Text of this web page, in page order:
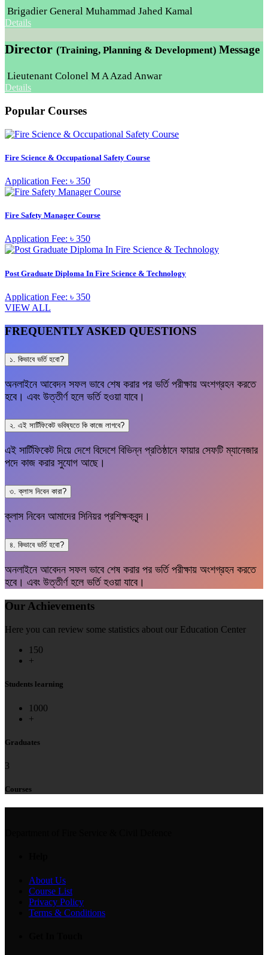
Brigadier General Muhammad Jahed Kamal
Details
Director (Training, Planning & Development) Message
Lieutenant Colonel M A Azad Anwar
Details
Popular Courses
Fire Science & Occupational Safety Course
Application Fee: ৳ 350
Fire Safety Manager Course
Application Fee: ৳ 350
Post Graduate Diploma In Fire Science & Technology
Application Fee: ৳ 350
VIEW ALL
FREQUENTLY ASKED QUESTIONS
১. কিভাবে ভর্তি হবো?
অনলাইনে আবেদন সফল ভাবে শেষ করার পর ভর্তি পরীক্ষায় অংশগ্রহন করতে
হবে। এবং উত্তীর্ণ হলে ভর্তি হওয়া যাবে।
২. এই সার্টিফিকেট ভবিষ্যতে কি কাজে লাগবে?
এই সার্টিফিকেট দিয়ে দেশে বিদেশে বিভিন্ন প্রতিষ্ঠানে ফায়ার সেফটি ম্যানেজার
পদে কাজ করার সুযোগ আছে।
৩. ক্লাস নিবেন কারা?
ক্লাস নিবেন আমাদের সিনিয়র প্রশিক্ষকবৃন্দ।
৪. কিভাবে ভর্তি হবো?
অনলাইনে আবেদন সফল ভাবে শেষ করার পর ভর্তি পরীক্ষায় অংশগ্রহন করতে
হবে। এবং উত্তীর্ণ হলে ভর্তি হওয়া যাবে।
Our Achievements
Here you can review some statistics about our Education Center
150
+
Students learning
1000
+
Graduates
3
Courses
About Us
Course List
Privacy Policy
Terms & Conditions